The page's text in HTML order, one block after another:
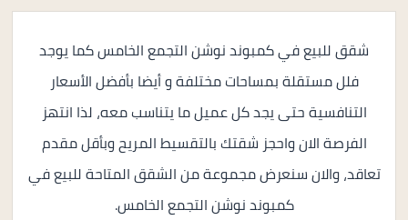
شقق للبيع في كمبوند نوشن التجمع الخامس كما يوجد
فلل مستقلة بمساحات مختلفة و أيضا بأفضل الأسعار
التنافسية حتى يجد كل عميل ما يتناسب معه، لذا انتهز
الفرصة الان واحجز شقتك بالتقسيط المريح وبأقل مقدم
تعاقد، والان سنعرض مجموعة من الشقق المتاحة للبيع في
كمبوند نوشن التجمع الخامس.